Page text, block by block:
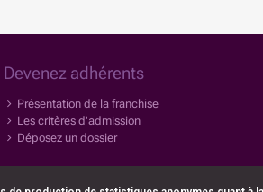
Devenez adhérents
Présentation de la franchise
Les critères d'admission
Déposez un dossier